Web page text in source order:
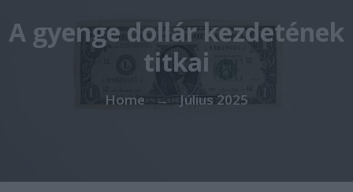
A gyenge dollár kezdetének
titkai
Home → Július 2025